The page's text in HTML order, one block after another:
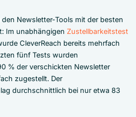
Newsletter-Tools mit der besten
Im unabhängigen Zustellbarkeitstest
CleverReach bereits mehrfach
fünf Tests wurden
% der verschickten Newsletter
zugestellt. Der
durchschnittlich bei nur etwa 83